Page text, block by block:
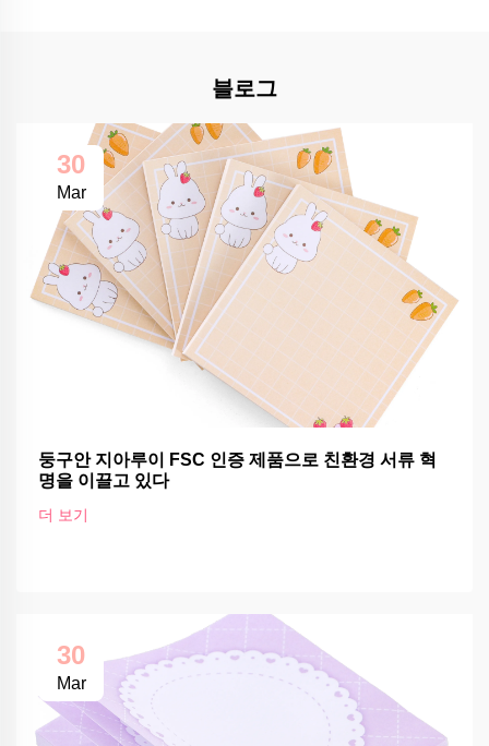
블로그
30
Mar
둥구안 지아루이 FSC 인증 제품으로 친환경 서류 혁
명을 이끌고 있다
더 보기
30
Mar